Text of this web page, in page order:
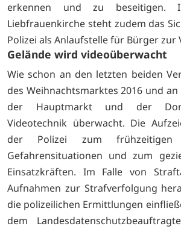
erkennen und zu beseitigen.
Liebfrauenkirche steht zudem das
Polizei als Anlaufstelle für Bürger zur
Gelände wird videoüberwacht
Wie schon an den letzten beiden
des Weihnachtsmarktes 2016 und
der Hauptmarkt und der
Videotechnik überwacht. Die
der Polizei zum frühzeitigen
Gefahrensituationen und zum
Einsatzkräften. Im Falle von
Aufnahmen zur Strafverfolgung
die polizeilichen Ermittlungen
dem